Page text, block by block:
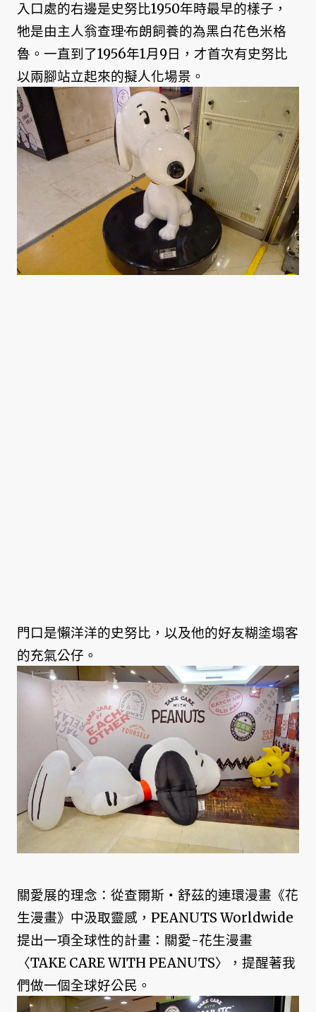
入口處的右邊是史努比1950年時最早的樣子，
牠是由主人翁查理·布朗飼養的為黑白花色米格
魯。一直到了1956年1月9日，才首次有史努比
以兩腳站立起來的擬人化場景。
門口是懶洋洋的史努比，以及他的好友糊塗塌客
的充氣公仔。
關愛展的理念：從查爾斯‧舒茲的連環漫畫《花
生漫畫》中汲取靈感，PEANUTS Worldwide
提出一項全球性的計畫：關愛-花生漫畫
〈TAKE CARE WITH PEANUTS〉，提醒著我
們做一個全球好公民。